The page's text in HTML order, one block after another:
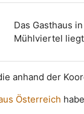
Das Gasthaus
Mühlviertel
anhand der
Österreich